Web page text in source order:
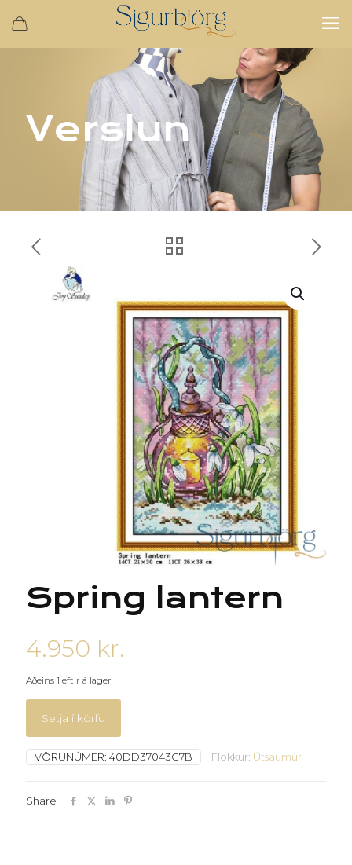
Verslun
Spring lantern
4.950 kr.
Aðeins 1 eftir á lager
Setja í körfu
VÖRUNÚMER: 40DD37043C7B Flokkur: Útsaumur
Share